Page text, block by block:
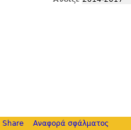
Share Αναφορά σφάλματος